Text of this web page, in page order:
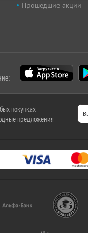
Прошедшие акции
покупках
предложения